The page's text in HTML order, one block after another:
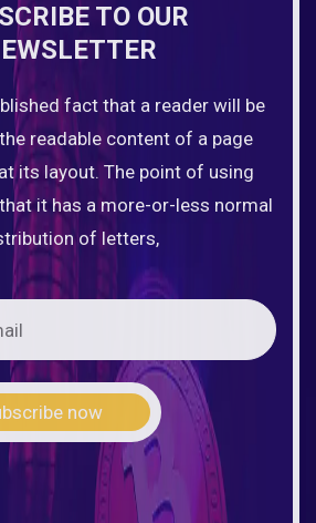
TO OUR
fact that a reader will be
readable content of a page
its layout. The point of using
it has a more-or-less normal
of letters,
now